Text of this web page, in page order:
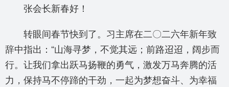
张会长新春好！
转眼间春节快到了。习主席在二〇二六年新年致
辞中指出：“山海寻梦，不觉其远；前路迢迢，阔步而
行。让我们拿出跃马扬鞭的勇气，激发万马奔腾的活
力，保持马不停蹄的干劲，一起为梦想奋斗、为幸福